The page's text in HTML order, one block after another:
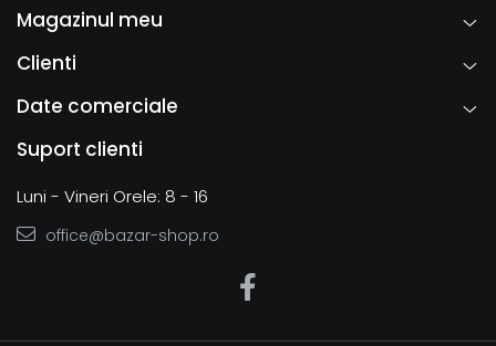
Magazinul meu
Clienti
Date comerciale
Suport clienti
Luni - Vineri Orele: 8 - 16
office@bazar-shop.ro